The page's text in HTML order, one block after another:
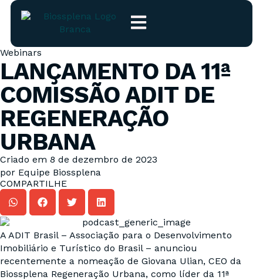
Webinars
LANÇAMENTO DA 11ª
COMISSÃO ADIT DE
REGENERAÇÃO
URBANA
Criado em 8 de dezembro de 2023
por Equipe Biossplena
COMPARTILHE
A ADIT Brasil – Associação para o Desenvolvimento
Imobiliário e Turístico do Brasil – anunciou
recentemente a nomeação de Giovana Ulian, CEO da
Biossplena Regeneração Urbana, como líder da 11ª